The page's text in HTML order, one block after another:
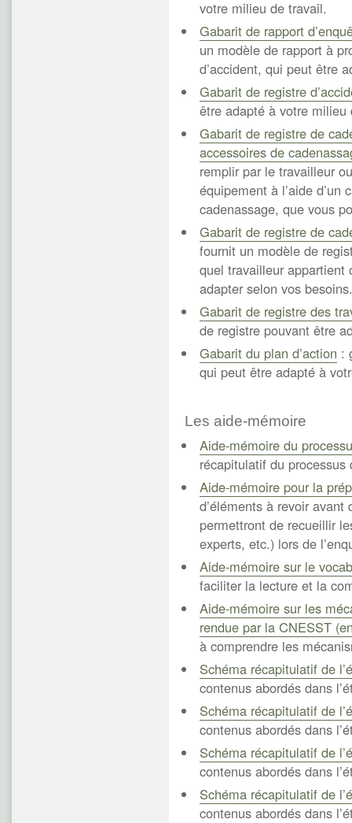
votre milieu de travail.
Gabarit de rapport
un modèle de rapport à
d’accident, qui peut être
Gabarit de registre
être adapté à votre milieu
Gabarit de registre de
accessoires de
remplir par le travailleur
équipement à l’aide d’un
cadenassage, que vous
Gabarit de registre de
fournit un modèle de
quel travailleur appartient
adapter selon vos besoins.
Gabarit de registre des
de registre pouvant être
Gabarit du plan d’action :
qui peut être adapté à
Les aide-mémoire
Aide-mémoire du
récapitulatif du processus
Aide-mémoire pour la
d’éléments à revoir
permettront de recueillir
experts, etc.) lors de
Aide-mémoire sur le
faciliter la lecture et la
Aide-mémoire sur les
rendue par la CNESST
à comprendre les
Schéma récapitulatif de
contenus abordés dans
Schéma récapitulatif de
contenus abordés dans
Schéma récapitulatif de
contenus abordés dans
Schéma récapitulatif de
contenus abordés dans